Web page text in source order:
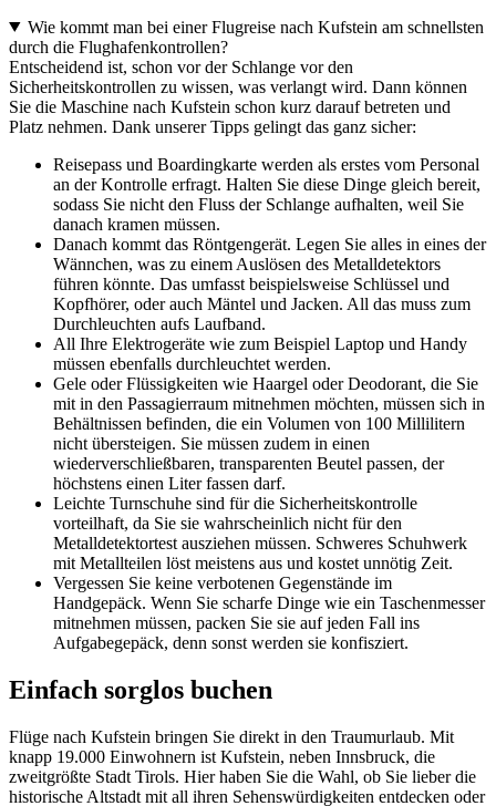
Wie kommt man bei einer Flugreise nach Kufstein am schnellsten
durch die Flughafenkontrollen?
Entscheidend ist, schon vor der Schlange vor den
Sicherheitskontrollen zu wissen, was verlangt wird. Dann können
Sie die Maschine nach Kufstein schon kurz darauf betreten und
Platz nehmen. Dank unserer Tipps gelingt das ganz sicher:
Reisepass und Boardingkarte werden als erstes vom Personal
an der Kontrolle erfragt. Halten Sie diese Dinge gleich bereit,
sodass Sie nicht den Fluss der Schlange aufhalten, weil Sie
danach kramen müssen.
Danach kommt das Röntgengerät. Legen Sie alles in eines der
Wännchen, was zu einem Auslösen des Metalldetektors
führen könnte. Das umfasst beispielsweise Schlüssel und
Kopfhörer, oder auch Mäntel und Jacken. All das muss zum
Durchleuchten aufs Laufband.
All Ihre Elektrogeräte wie zum Beispiel Laptop und Handy
müssen ebenfalls durchleuchtet werden.
Gele oder Flüssigkeiten wie Haargel oder Deodorant, die Sie
mit in den Passagierraum mitnehmen möchten, müssen sich in
Behältnissen befinden, die ein Volumen von 100 Millilitern
nicht übersteigen. Sie müssen zudem in einen
wiederverschließbaren, transparenten Beutel passen, der
höchstens einen Liter fassen darf.
Leichte Turnschuhe sind für die Sicherheitskontrolle
vorteilhaft, da Sie sie wahrscheinlich nicht für den
Metalldetektortest ausziehen müssen. Schweres Schuhwerk
mit Metallteilen löst meistens aus und kostet unnötig Zeit.
Vergessen Sie keine verbotenen Gegenstände im
Handgepäck. Wenn Sie scharfe Dinge wie ein Taschenmesser
mitnehmen müssen, packen Sie sie auf jeden Fall ins
Aufgabegepäck, denn sonst werden sie konfisziert.
Einfach sorglos buchen
Flüge nach Kufstein bringen Sie direkt in den Traumurlaub. Mit
knapp 19.000 Einwohnern ist Kufstein, neben Innsbruck, die
zweitgrößte Stadt Tirols. Hier haben Sie die Wahl, ob Sie lieber die
historische Altstadt mit all ihren Sehenswürdigkeiten entdecken oder